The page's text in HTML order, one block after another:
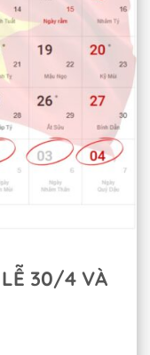
LỄ 30/4 VÀ